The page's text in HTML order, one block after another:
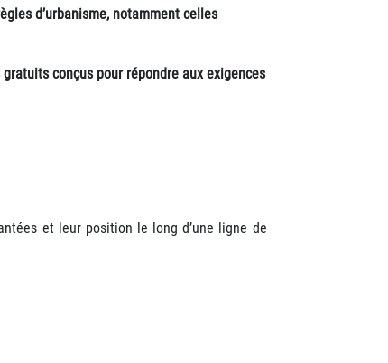
d’urbanisme, notamment celles
conçus pour répondre aux exigences
et leur position le long d’une ligne de